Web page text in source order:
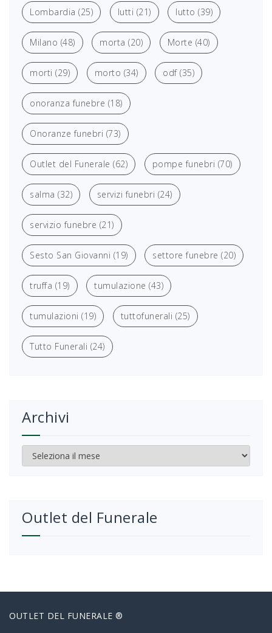
Lombardia (25) lutti (21) lutto (39)
Milano (48) morta (20) Morte (40)
morti (29) morto (34) odf(35)
onoranza funebre (18)
Onoranze funebri (73)
Outlet del Funerale (62) pompe funebri (70)
salma (32) servizi funebri (24)
servizio funebre (21)
Sesto San Giovanni (19) settore funebre (20)
truffa (19) tumulazione (43)
tumulazioni (19) tuttofunerali (25)
Tutto Funerali (24)
Archivi
Archivi
Outlet del Funerale
OUTLET DEL FUNERALE ®